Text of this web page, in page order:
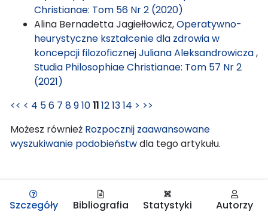
Christianae: Tom 56 Nr 2 (2020)
Alina Bernadetta Jagiełłowicz,Operatywno-
heurystyczne kształcenie dla zdrowia w
koncepcji filozoficznej Juliana Aleksandrowicza,
Studia Philosophiae Christianae: Tom 57 Nr 2
(2021)
<< < 4 56 7 891011121314 > >>
Możesz również Rozpocznij zaawansowane
wyszukiwanie podobieństwdla tego artykułu.
Szczegóły Bibliografia Statystyki Autorzy